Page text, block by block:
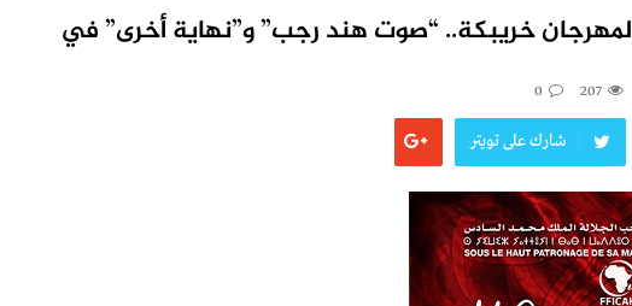
تتويجات الدورة 26 لمهرجان خريبكة.. “صوت هند رجب” و”نهاية أخرى” في
207
0
شارك على تويتر